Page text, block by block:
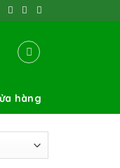
hàng